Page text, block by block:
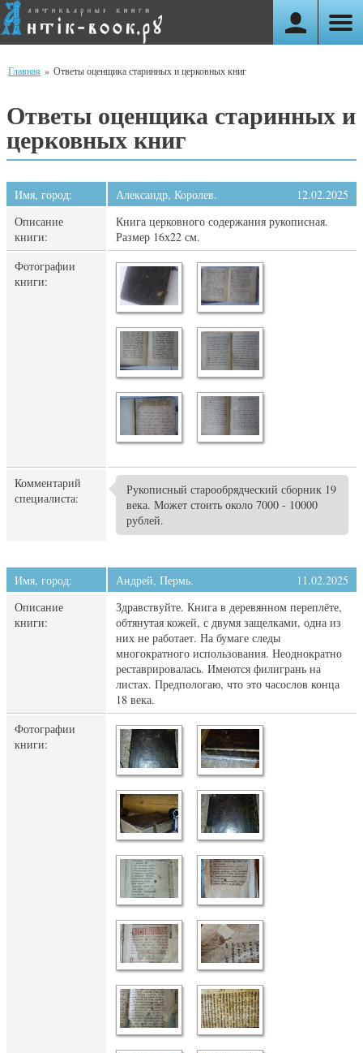
Главная » Ответы оценщика старинных и церковных книг
Ответы оценщика старинных и
церковных книг
Имя, город: Александр, Королев.
12.02.2025
Описание
книги:
Книга церковного содержания рукописная.
Размер 16х22 см.
Фотографии
книги:
Комментарий
специалиста:
Рукописный старообрядческий сборник 19
века. Может стоить около 7000 - 10000
рублей.
Имя, город: Андрей, Пермь.
11.02.2025
Описание
книги:
Здравствуйте. Книга в деревянном переплёте,
обтянутая кожей, с двумя защелками, одна из
них не работает. На бумаге следы
многократного использования. Неоднократно
реставрировалась. Имеются филигрань на
листах. Предпологаю, что это часослов конца
18 века.
Фотографии
книги: